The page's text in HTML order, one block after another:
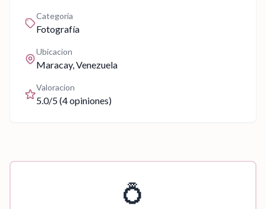
Categoria
Fotografía
Ubicacion
Maracay, Venezuela
Valoracion
5.0/5 (4opiniones)
💍